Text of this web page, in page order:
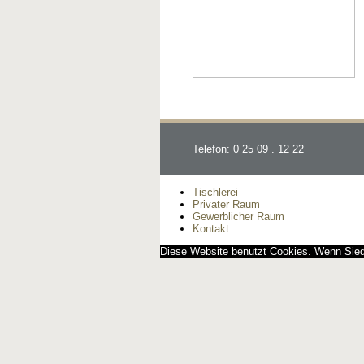
Telefon: 0 25 09 . 12 22
Tischlerei
Privater Raum
Gewerblicher Raum
Kontakt
Diese Website benutzt Cookies. Wenn